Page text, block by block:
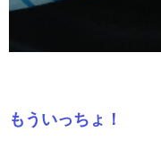
もういっちょ！